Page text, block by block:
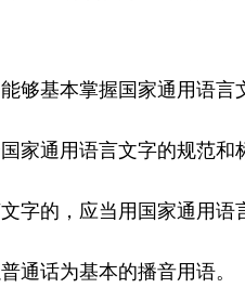
基本掌握国家通用语言
通用语言文字的规范和
的，应当用国家通用语
话为基本的播音用语。